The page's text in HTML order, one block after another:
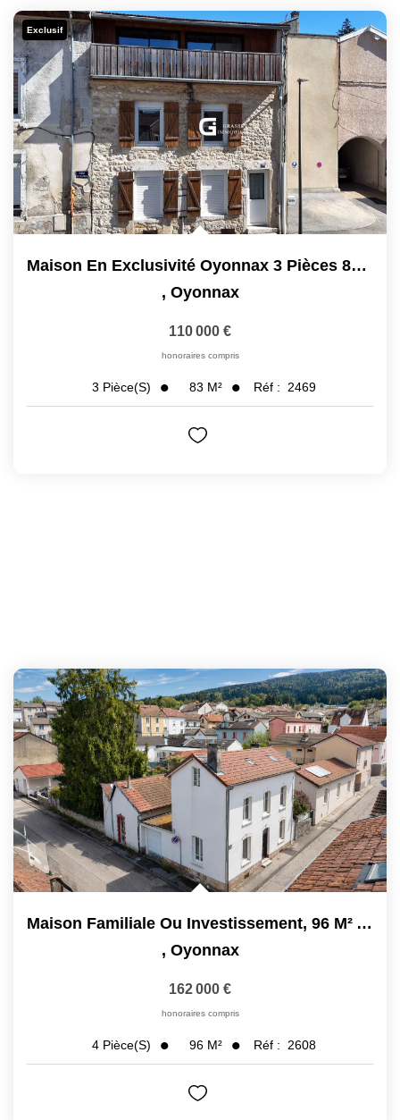
Exclusif
Maison En Exclusivité Oyonnax 3 Pièces 83 M2
, Oyonnax
110 000 €
honoraires compris
3 Pièce(s) 83 M² Réf : 2469
Maison Familiale Ou Investissement, 96 M² Avec Garage,...
, Oyonnax
162 000 €
honoraires compris
4 Pièce(s) 96 M² Réf : 2608